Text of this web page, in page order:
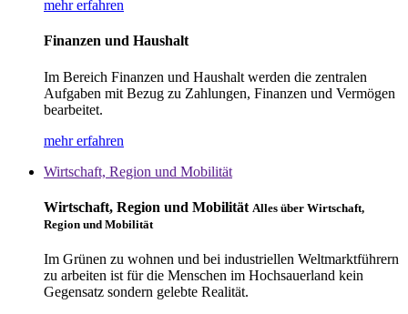
mehr erfahren
Finanzen und Haushalt
Im Bereich Finanzen und Haushalt werden die zentralen
Aufgaben mit Bezug zu Zahlungen, Finanzen und Vermögen
bearbeitet.
mehr erfahren
Wirtschaft, Region und Mobilität
Wirtschaft, Region und Mobilität Alles über Wirtschaft,
Region und Mobilität
Im Grünen zu wohnen und bei industriellen Weltmarktführern
zu arbeiten ist für die Menschen im Hochsauerland kein
Gegensatz sondern gelebte Realität.